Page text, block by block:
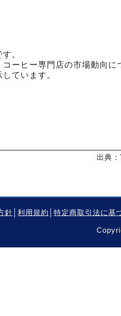
。
ーヒー専門店の市場動向に
ています。
出典
針 利用規約 特定商取引法に基